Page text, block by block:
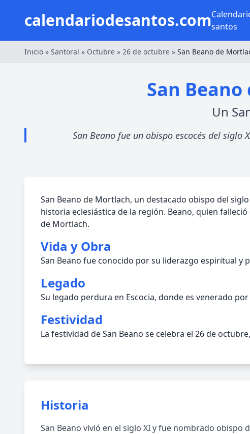
calendariodesantos.comsantos
Inicio » Santoral » Octubre » 26 de octubre » San Beano de
San
Un
San Beano fue un obispo escocés del
San Beano de Mortlach, un destacado obispo del
historia eclesiástica de la región. Beano, quien
de Mortlach.
Vida y Obra
San Beano fue conocido por su liderazgo espiritual
Legado
Su legado perdura en Escocia, donde es venerado
Festividad
La festividad de San Beano se celebra el 26 de
Historia
San Beano vivió en el siglo XI y fue nombrado